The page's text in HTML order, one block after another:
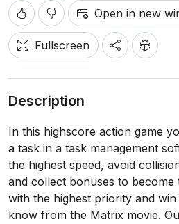
Open in new
Fullscreen
Description
In this highscore action game
a task in a task management
the highest speed, avoid
and collect bonuses to become
with the highest priority and
know from the Matrix movie.